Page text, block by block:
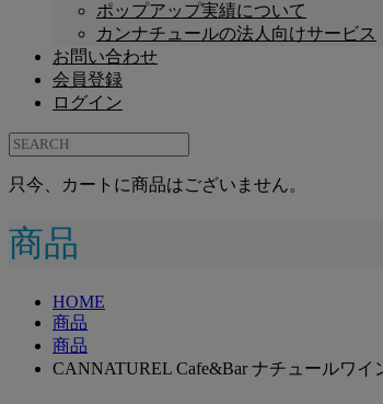
ポップアップ実績について
カンナチュールの法人向けサービス
お問い合わせ
会員登録
ログイン
只今、カートに商品はございません。
商品
HOME
商品
商品
CANNATUREL Cafe&Bar ナチュールワイ